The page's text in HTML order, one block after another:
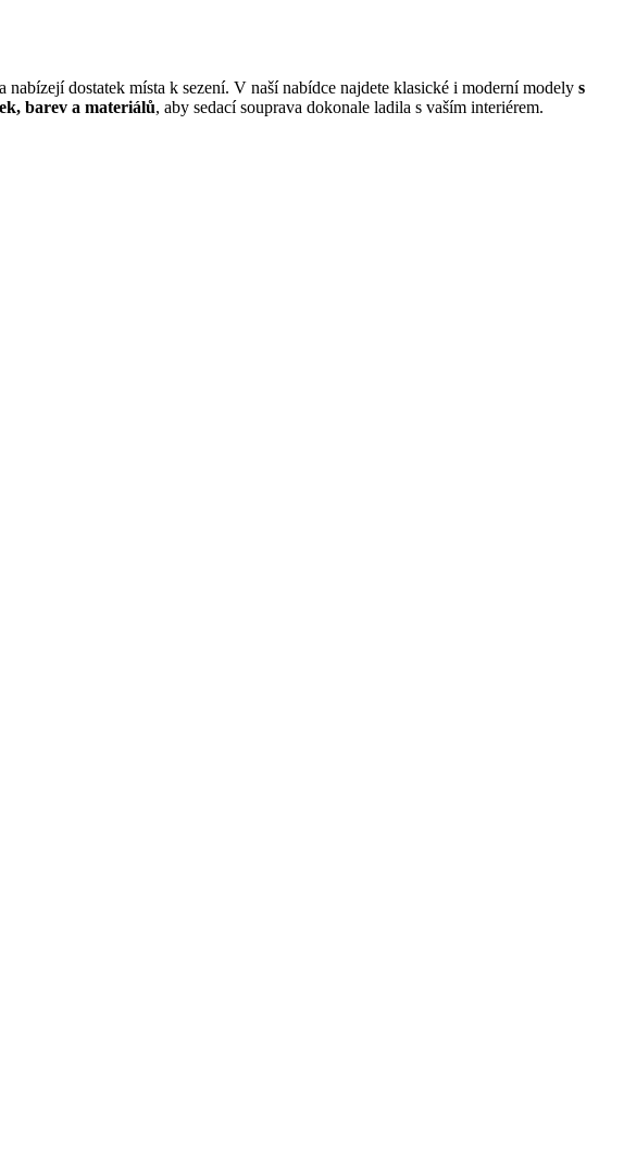
nabízejí dostatek místa k sezení. V naší nabídce najdete klasické i moderní modely s
barev a materiálů, aby sedací souprava dokonale ladila s vaším interiérem.